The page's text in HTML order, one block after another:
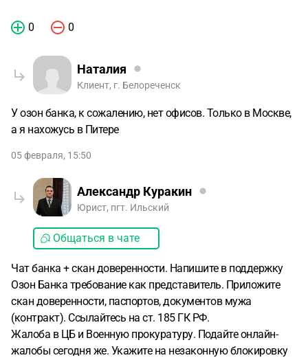
0 0
Наталия
Клиент, г. Белореченск
У озон банка, к сожалению, нет офисов. Только в Москве,
а я нахожусь в Питере
05 февраля, 15:50
Александр Куракин
Юрист, пгт. Ильский
Общаться в чате
Чат банка + скан доверенности. Напишите в поддержку
Озон Банка требование как представитель. Приложите
скан доверенности, паспортов, документов мужа
(контракт). Ссылайтесь на ст. 185 ГК РФ.
Жалоба в ЦБ и Военную прокуратуру. Подайте онлайн-
жалобы сегодня же. Укажите на незаконную блокировку